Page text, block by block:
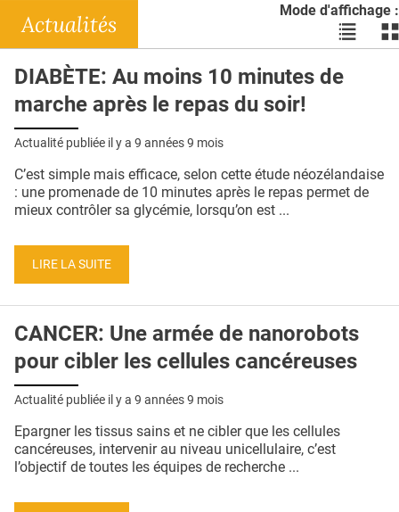
DOSSIERS
RÉSEAUX
E-REVUE SAD
QUI SOMMES-NOUS ?
CONDITIONS GÉNÉRALES
CRÉDITS
Mode d'affichage :
Voir
les
en
les
Actualités
DIABÈTE: Au moins 10 minutes de
marche après le repas du soir!
Actualité publiée il y a 9 années 9 mois
C’est simple mais efficace, selon cette étude néozélandaise
: une promenade de 10 minutes après le repas permet de
mieux contrôler sa glycémie, lorsqu’on est ...
LIRE LA SUITE
CANCER: Une armée de nanorobots
pour cibler les cellules cancéreuses
Actualité publiée il y a 9 années 9 mois
Epargner les tissus sains et ne cibler que les cellules
cancéreuses, intervenir au niveau unicellulaire, c’est
l’objectif de toutes les équipes de recherche ...